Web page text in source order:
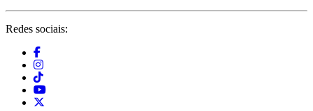
Redes sociais: